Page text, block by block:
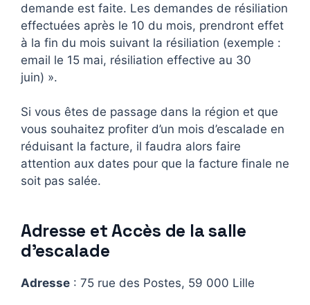
demande est faite. Les demandes de résiliation
effectuées après le 10 du mois, prendront effet
à la fin du mois suivant la résiliation (exemple :
email le 15 mai, résiliation effective au 30
juin) ».
Si vous êtes de passage dans la région et que
vous souhaitez profiter d’un mois d’escalade en
réduisant la facture, il faudra alors faire
attention aux dates pour que la facture finale ne
soit pas salée.
Adresse et Accès de la salle
d’escalade
Adresse : 75 rue des Postes, 59 000 Lille